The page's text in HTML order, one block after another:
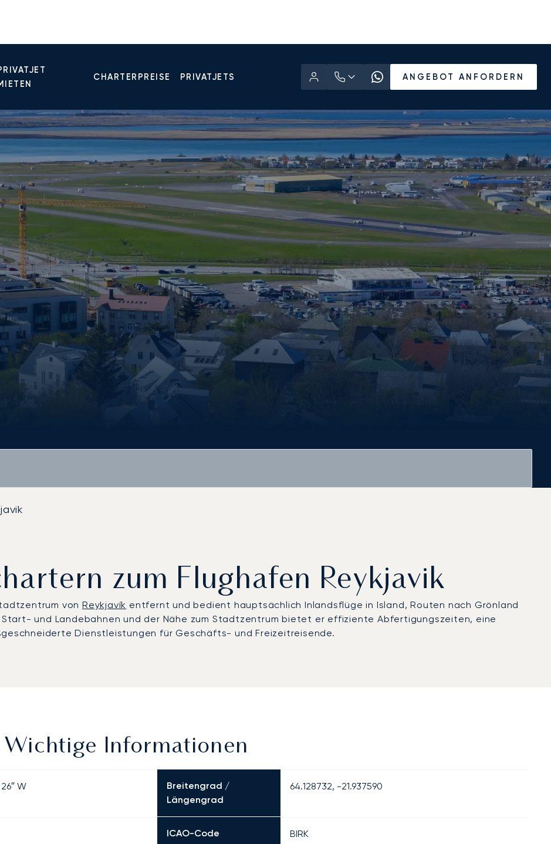
CHARTERPREISE PRIVATJETS ANGEBOT ANFORDERN
zum Flughafen Reykjavik
von Reykjavík entfernt und bedient hauptsächlich Inlandsflüge in Island, Routen nach Grönland
und Landebahnen und der Nähe zum Stadtzentrum bietet er effiziente Abfertigungszeiten, eine
Dienstleistungen für Geschäfts- und Freizeitreisende.
Wichtige Informationen
26″ W
Breitengrad /
Längengrad
64.128732, -21.937590
ICAO-Code BIRK